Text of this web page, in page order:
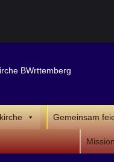
Gemeinsam